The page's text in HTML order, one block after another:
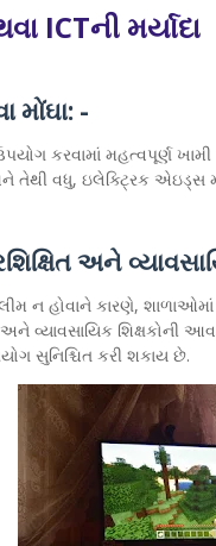
ICTની મર્યાદા
મોંઘા: -
કરવામાં મહત્વપૂર્ણ
તેથી વધુ, ઇલેક્ટ્રિક એઇડ્સ
અને
ન હોવાને કારણે,
વ્યાવસાયિક શિક્ષકોની
સુનિશ્ચિત કરી શકાય છે.